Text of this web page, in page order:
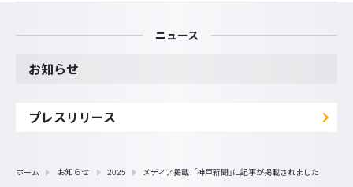
ニュース
お知らせ
プレスリリース
ホーム お知らせ 2025 メディア掲載：「神戸新聞」に記事が掲載されました